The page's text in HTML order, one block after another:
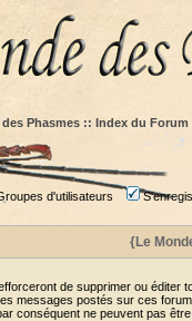
Phasmes :: Index du Forum
d'utilisateurs
{Le
de supprimer ou
messages postés sur ces
conséquent ne peuvent pas